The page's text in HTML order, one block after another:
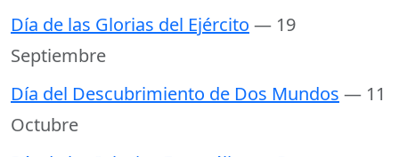
Día de las Glorias del Ejército — 19
Septiembre
Día del Descubrimiento de Dos Mundos — 11
Octubre